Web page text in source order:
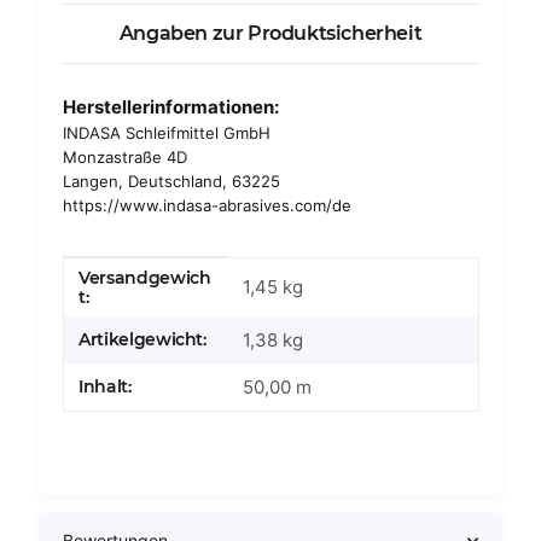
Angaben zur Produktsicherheit
Herstellerinformationen:
INDASA Schleifmittel GmbH
Monzastraße 4D
Langen, Deutschland, 63225
https://www.indasa-abrasives.com/de
Produkteigenschaft
Wert
Versandgewich
t:
1,45 kg
Artikelgewicht: 1,38 kg
Inhalt: 50,00 m